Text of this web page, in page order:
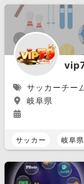
サッカーチー
岐阜県
サッカー 岐阜県